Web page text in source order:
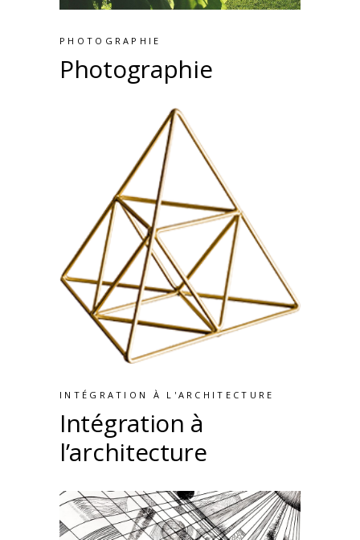
PHOTOGRAPHIE
Photographie
INTÉGRATION À L'ARCHITECTURE
Intégration à
l’architecture